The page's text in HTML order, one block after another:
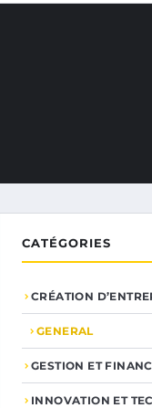
CATÉGORIES
CRÉATION
GENERAL
GESTION ET
INNOVATION ET